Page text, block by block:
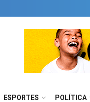
ESPORTES POLÍTICA